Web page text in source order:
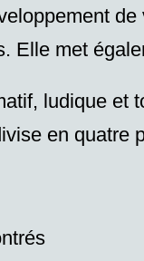
Elle met
ludique et
en quatre